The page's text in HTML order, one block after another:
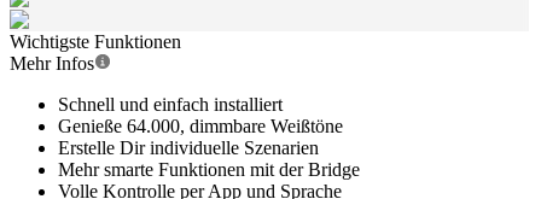
Wichtigste Funktionen
Mehr Infos
Schnell und einfach installiert
Genieße 64.000, dimmbare Weißtöne
Erstelle Dir individuelle Szenarien
Mehr smarte Funktionen mit der Bridge
Volle Kontrolle per App und Sprache